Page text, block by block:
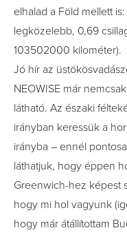
elhalad a Föld mellett
legközelebb, 0,69
103502000 kilométer).
Jó hír az
NEOWISE már
látható. Az északi
irányban keressük a
irányba – ennél
láthatjuk, hogy éppen
Greenwich-hez képest
hogy mi hol vagyunk
hogy már átállítottam